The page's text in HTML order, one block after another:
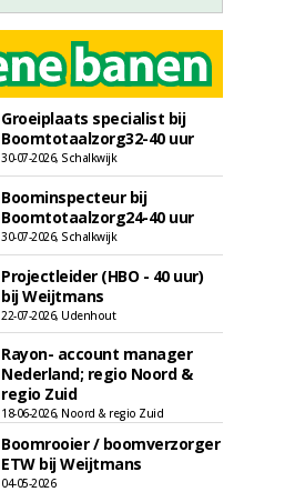
Groeiplaats specialist bij
Boomtotaalzorg32-40 uur
30-07-2026, Schalkwijk
Boominspecteur bij
Boomtotaalzorg24-40 uur
30-07-2026, Schalkwijk
Projectleider (HBO - 40 uur)
bij Weijtmans
22-07-2026, Udenhout
Rayon- account manager
Nederland; regio Noord &
regio Zuid
18-06-2026, Noord & regio Zuid
Boomrooier / boomverzorger
ETW bij Weijtmans
04-05-2026